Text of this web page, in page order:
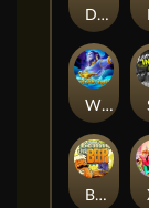
Dork Unit
Wishbringer
Benny The Beer